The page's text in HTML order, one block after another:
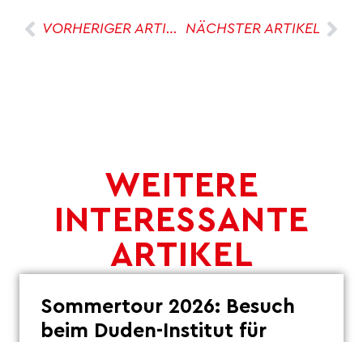
VORHERIGER ARTIKEL NÄCHSTER ARTIKEL
WEITERE
INTERESSANTE
ARTIKEL
Sommertour 2026: Besuch
beim Duden-Institut für